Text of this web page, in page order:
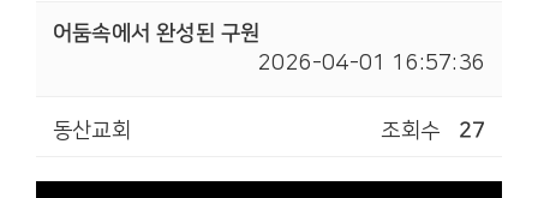
어둠속에서 완성된 구원
2026-04-01 16:57:36
동산교회 조회수 27